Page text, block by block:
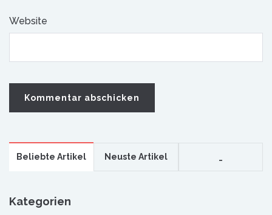
Website
Beliebte Artikel Neuste Artikel
Kategorien